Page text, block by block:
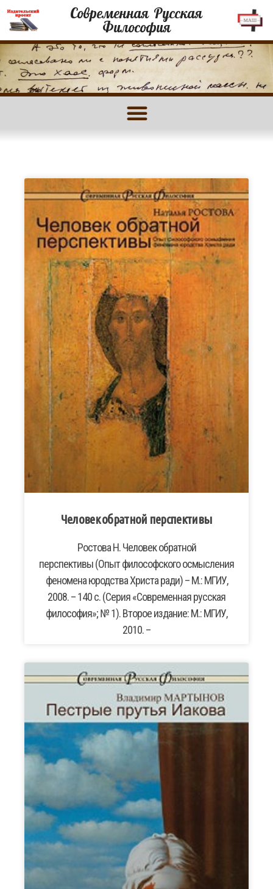
Современная Русская
Философия
Человек обратной перспективы
Ростова Н. Человек обратной
перспективы (Опыт философского осмысления
феномена юродства Христа ради) – М.: МГИУ,
2008. – 140 с. (Серия «Современная русская
философия»; № 1). Второе издание: М.: МГИУ,
2010. –